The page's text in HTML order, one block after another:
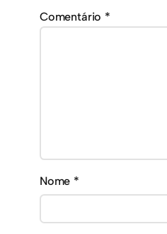
Comentário *
Nome *